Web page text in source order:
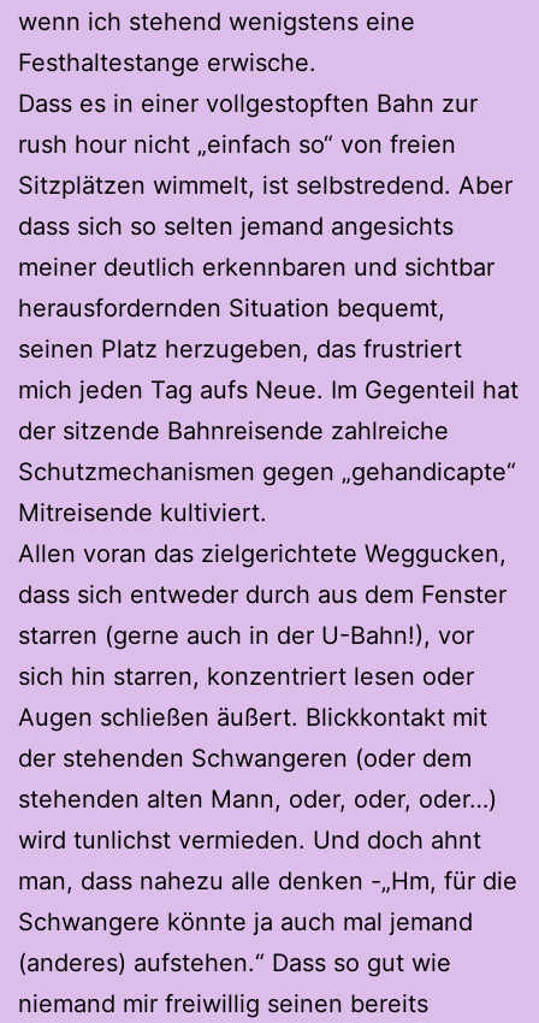
wenn ich stehend wenigstens eine
Festhaltestange erwische.
Dass es in einer vollgestopften Bahn zur
rush hour nicht „einfach so“ von freien
Sitzplätzen wimmelt, ist selbstredend. Aber
dass sich so selten jemand angesichts
meiner deutlich erkennbaren und sichtbar
herausfordernden Situation bequemt,
seinen Platz herzugeben, das frustriert
mich jeden Tag aufs Neue. Im Gegenteil hat
der sitzende Bahnreisende zahlreiche
Schutzmechanismen gegen „gehandicapte“
Mitreisende kultiviert.
Allen voran das zielgerichtete Weggucken,
dass sich entweder durch aus dem Fenster
starren (gerne auch in der U-Bahn!), vor
sich hin starren, konzentriert lesen oder
Augen schließen äußert. Blickkontakt mit
der stehenden Schwangeren (oder dem
stehenden alten Mann, oder, oder, oder…)
wird tunlichst vermieden. Und doch ahnt
man, dass nahezu alle denken -„Hm, für die
Schwangere könnte ja auch mal jemand
(anderes) aufstehen.“ Dass so gut wie
niemand mir freiwillig seinen bereits